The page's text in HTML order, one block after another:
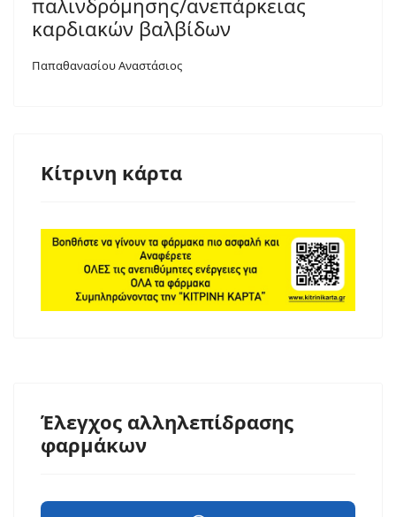
καρδιακών βαλβίδων
Παπαθανασίου Αναστάσιος
Κίτρινη κάρτα
Έλεγχος αλληλεπίδρασης
φαρμάκων